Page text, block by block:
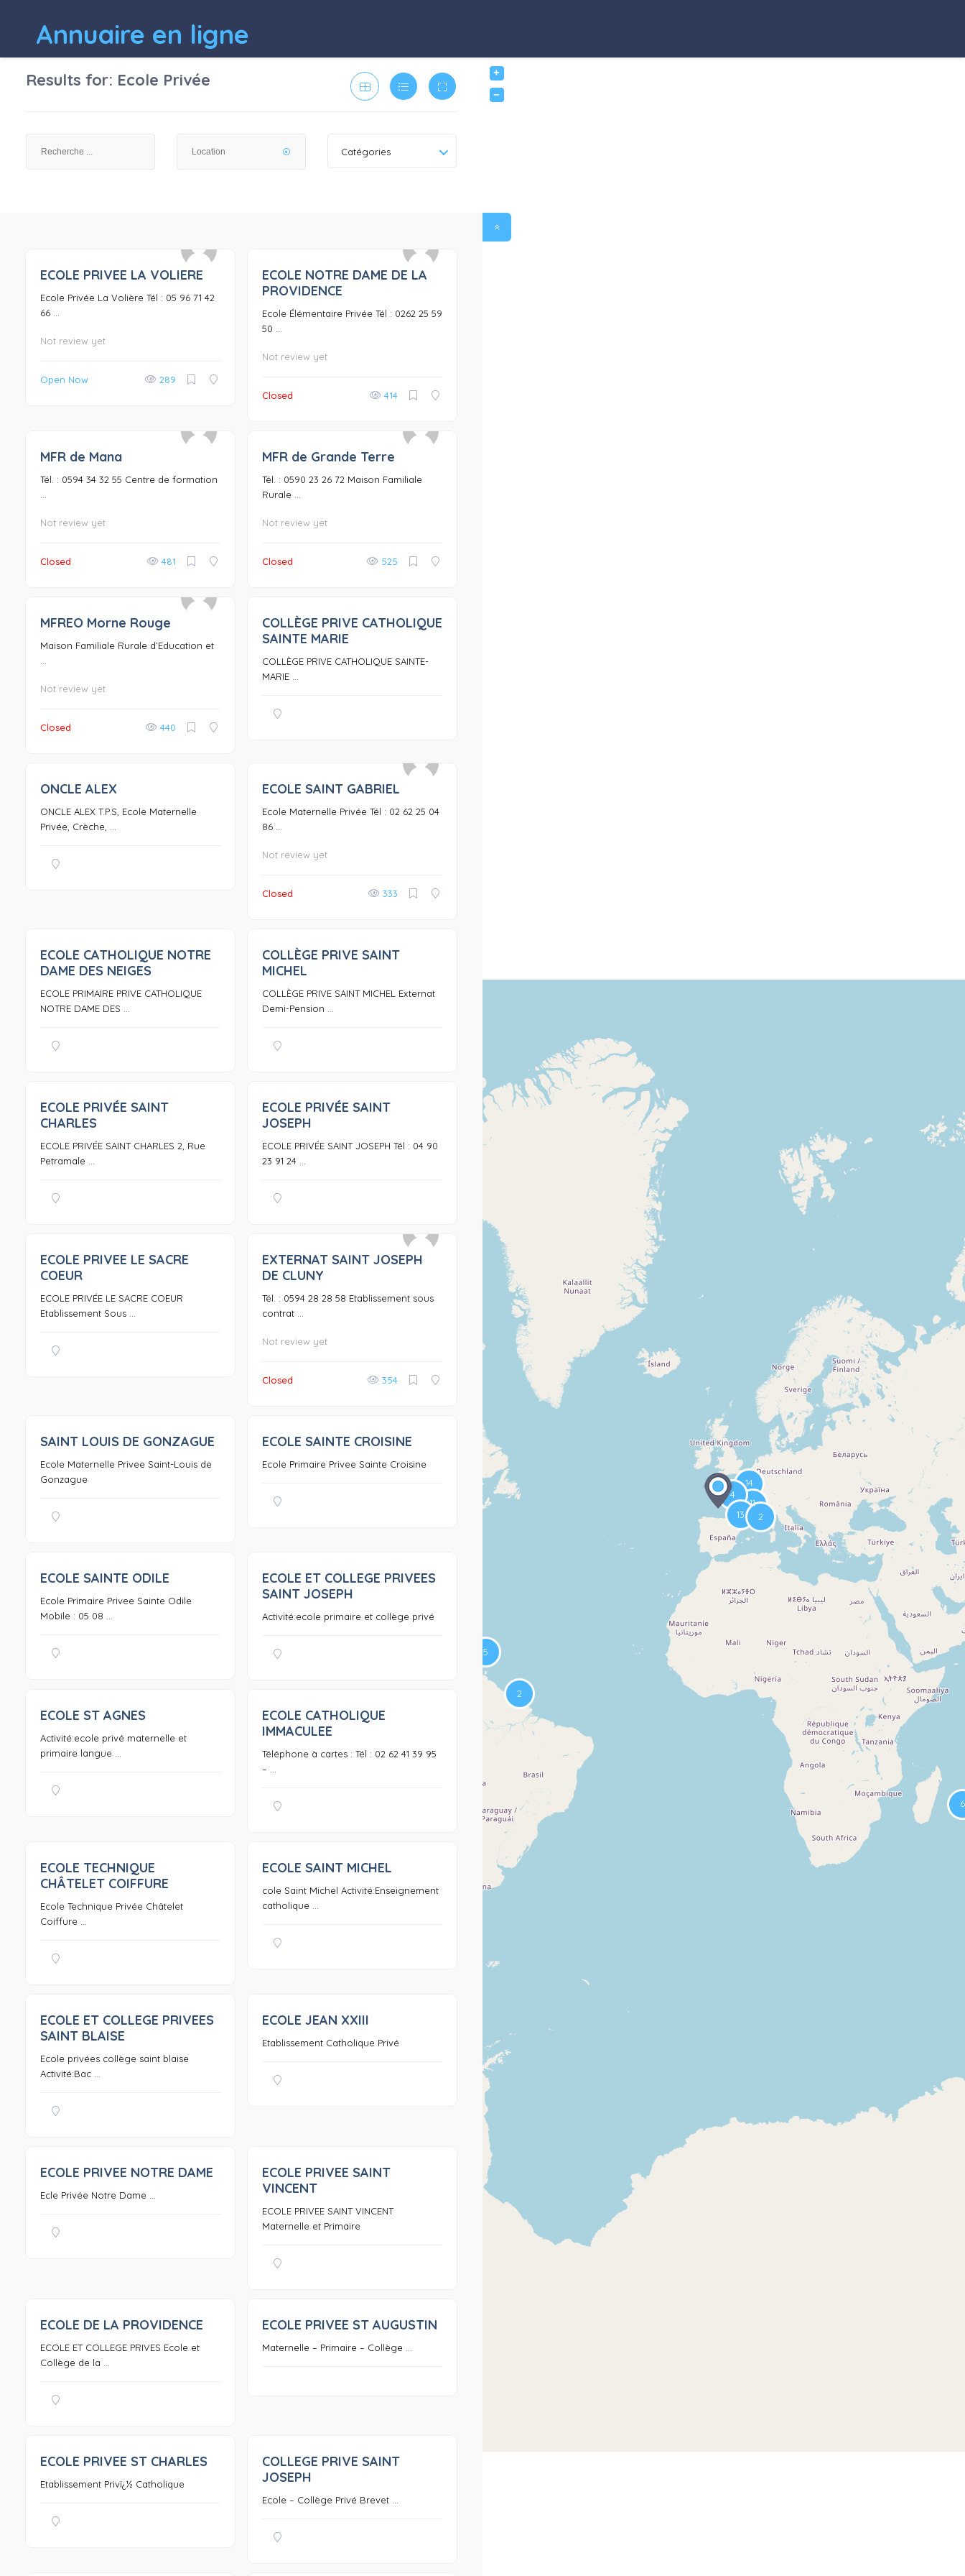
Annuaire en ligne
+
−
Results for: Ecole Privée
Catégories
0
ECOLE PRIVEE LA VOLIERE
Ecole Privée La Volière Tél : 05 96 71 42
66 ...
Not review yet
Open Now 289
0
ECOLE NOTRE DAME DE LA
PROVIDENCE
Ecole Élémentaire Privée Tél : 0262 25 59
50 ...
Not review yet
Closed 414
MFR de Mana
Tél. : 0594 34 32 55 Centre de formation
Not review yet
Closed 481
MFR de Grande Terre
Tél. : 0590 23 26 72 Maison Familiale
Rurale ...
Not review yet
Closed 525
MFREO Morne Rouge
Maison Familiale Rurale d’Education et
Not review yet
Closed 440
0
COLLÈGE PRIVE CATHOLIQUE
SAINTE MARIE
COLLÈGE PRIVE CATHOLIQUE SAINTE-
MARIE ...
ONCLE ALEX
ONCLE ALEX T.P.S, Ecole Maternelle
Privée, Crèche, ...
ECOLE SAINT GABRIEL
Ecole Maternelle Privée Tél : 02 62 25 04
86 ...
Not review yet
Closed 333
0
ECOLE CATHOLIQUE NOTRE
DAME DES NEIGES
ECOLE PRIMAIRE PRIVE CATHOLIQUE
NOTRE DAME DES ...
COLLÈGE PRIVE SAINT
MICHEL
COLLÈGE PRIVE SAINT MICHEL Externat
Demi-Pension ...
ECOLE PRIVÉE SAINT
CHARLES
ECOLE PRIVÉE SAINT CHARLES 2, Rue
Petramale ...
ECOLE PRIVÉE SAINT
JOSEPH
ECOLE PRIVÉE SAINT JOSEPH Tél : 04 90
23 91 24 ...
ECOLE PRIVEE LE SACRE
COEUR
ECOLE PRIVÉE LE SACRE COEUR
Etablissement Sous ...
0
EXTERNAT SAINT JOSEPH
DE CLUNY
Tél. : 0594 28 28 58 Etablissement sous
contrat ...
Not review yet
Closed 354
0
SAINT LOUIS DE GONZAGUE
Ecole Maternelle Privee Saint-Louis de
Gonzague
ECOLE SAINTE CROISINE
Ecole Primaire Privee Sainte Croisine
ECOLE SAINTE ODILE
Ecole Primaire Privee Sainte Odile
Mobile : 05 08 ...
0
ECOLE ET COLLEGE PRIVEES
SAINT JOSEPH
Activité:ecole primaire et collège privé
ECOLE ST AGNES
Activité:ecole privé maternelle et
primaire langue ...
ECOLE CATHOLIQUE
IMMACULEE
Téléphone à cartes : Tél : 02 62 41 39 95
– ...
ECOLE TECHNIQUE
CHÂTELET COIFFURE
Ecole Technique Privée Châtelet
Coiffure ...
ECOLE SAINT MICHEL
cole Saint Michel Activité:Enseignement
catholique ...
0
ECOLE ET COLLEGE PRIVEES
SAINT BLAISE
Ecole privées collège saint blaise
Activité:Bac ...
ECOLE JEAN XXIII
Etablissement Catholique Privé
0
ECOLE PRIVEE NOTRE DAME
Ecle Privée Notre Dame ...
ECOLE PRIVEE SAINT
VINCENT
ECOLE PRIVEE SAINT VINCENT
Maternelle et Primaire
0
ECOLE DE LA PROVIDENCE
ECOLE ET COLLEGE PRIVES Ecole et
Collège de la ...
0
ECOLE PRIVEE ST AUGUSTIN
Maternelle – Primaire – Collège ...
0
ECOLE PRIVEE ST CHARLES
Etablissement Privï¿½ Catholique
COLLEGE PRIVE SAINT
JOSEPH
Ecole – Collège Privé Brevet ...